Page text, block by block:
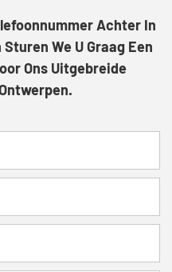
Achter In
We U Graag Een
Ons Uitgebreide